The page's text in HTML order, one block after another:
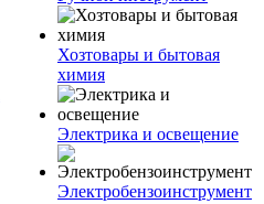
Хозтовары и бытовая
химия
Электрика и освещение
Электробензоинструмент